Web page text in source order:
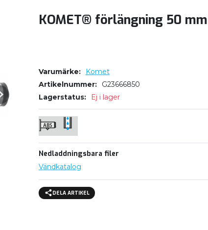
KOMET® förlängning 50 mm
Varumärke
Komet
Artikelnummer
G23666850
Lagerstatus
Ej i lager
Nedladdningsbara filer
Vändkatalog
DELA ARTIKEL